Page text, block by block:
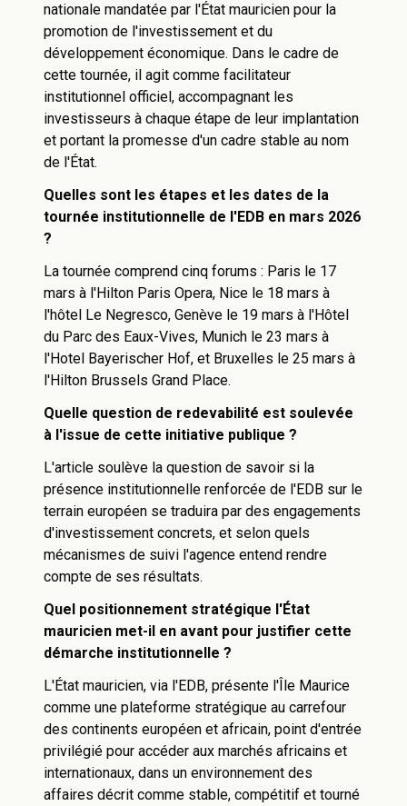
nationale mandatée par l'État mauricien pour la
promotion de l'investissement et du
développement économique. Dans le cadre de
cette tournée, il agit comme facilitateur
institutionnel officiel, accompagnant les
investisseurs à chaque étape de leur implantation
et portant la promesse d'un cadre stable au nom
de l'État.
Quelles sont les étapes et les dates de la
tournée institutionnelle de l'EDB en mars 2026
?
La tournée comprend cinq forums : Paris le 17
mars à l'Hilton Paris Opera, Nice le 18 mars à
l'hôtel Le Negresco, Genève le 19 mars à l'Hôtel
du Parc des Eaux-Vives, Munich le 23 mars à
l'Hotel Bayerischer Hof, et Bruxelles le 25 mars à
l'Hilton Brussels Grand Place.
Quelle question de redevabilité est soulevée
à l'issue de cette initiative publique ?
L'article soulève la question de savoir si la
présence institutionnelle renforcée de l'EDB sur le
terrain européen se traduira par des engagements
d'investissement concrets, et selon quels
mécanismes de suivi l'agence entend rendre
compte de ses résultats.
Quel positionnement stratégique l'État
mauricien met-il en avant pour justifier cette
démarche institutionnelle ?
L'État mauricien, via l'EDB, présente l'Île Maurice
comme une plateforme stratégique au carrefour
des continents européen et africain, point d'entrée
privilégié pour accéder aux marchés africains et
internationaux, dans un environnement des
affaires décrit comme stable, compétitif et tourné